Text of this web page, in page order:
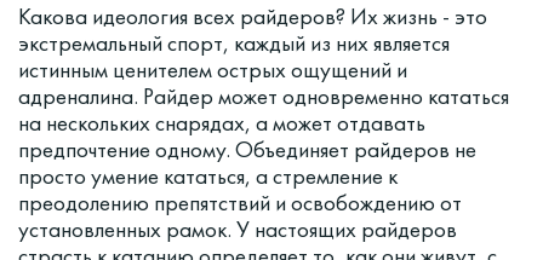
Какова идеология всех райдеров? Их жизнь - это
экстремальный спорт, каждый из них является
истинным ценителем острых ощущений и
адреналина. Райдер может одновременно кататься
на нескольких снарядах, а может отдавать
предпочтение одному. Объединяет райдеров не
просто умение кататься, а стремление к
преодолению препятствий и освобождению от
установленных рамок. У настоящих райдеров